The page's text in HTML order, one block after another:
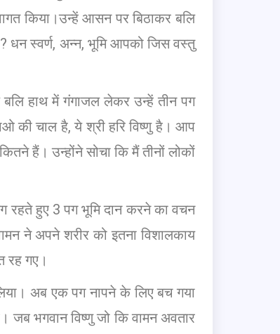
किया।उन्हें आसन पर बिठाकर बलि
धन स्वर्ण, अन्न, भूमि आपको जिस वस्तु
हाथ में गंगाजल लेकर उन्हें तीन पग
की चाल है, ये श्री हरि विष्णु है। आप
हैं। उन्होंने सोचा कि मैं तीनों लोकों
रहते हुए 3 पग भूमि दान करने का वचन
ने अपने शरीर को इतना विशालकाय
रह गए।
अब एक पग नापने के लिए बच गया
भगवान विष्णु जो कि वामन अवतार